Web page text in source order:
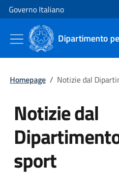
Vai al contenuto
Vai alla navigazione del sito
Governo Italiano
Dipartimento
Homepage / Notizie dal
Notizie dal
sport